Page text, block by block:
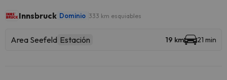
Innsbruck Dominio 333 km esquiables
Area Seefeld Estación 19 km 21 min